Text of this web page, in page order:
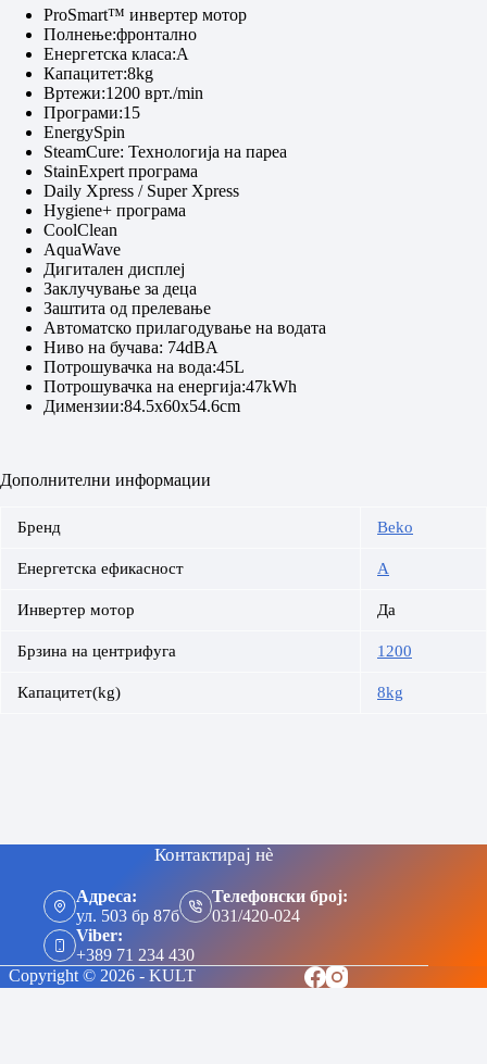
ProSmart™ инвертер мотор
Полнење:фронтално
Енергетска класа:А
Капацитет:8kg
Вртежи:1200 врт./min
Програми:15
EnergySpin
SteamCure: Технологија на пареа
StainExpert програма
Daily Xpress / Super Xpress
Hygiene+ програма
CoolClean
AquaWave
Дигитален дисплеј
Заклучување за деца
Заштита од прелевање
Автоматско прилагодување на водата
Ниво на бучава: 74dBA
Потрошувачка на вода:45L
Потрошувачка на енергија:47kWh
Димензии:84.5x60x54.6cm
Дополнителни информации
Бренд Beko
Енергетска ефикасност A
Инвертер мотор Да
Брзина на центрифуга 1200
Капацитет(kg) 8kg
Контактирај нè
Адреса:
ул. 503 бр 87б
Телефонски број:
031/420-024
Viber:
+389 71 234 430
Copyright © 2026 - KULT